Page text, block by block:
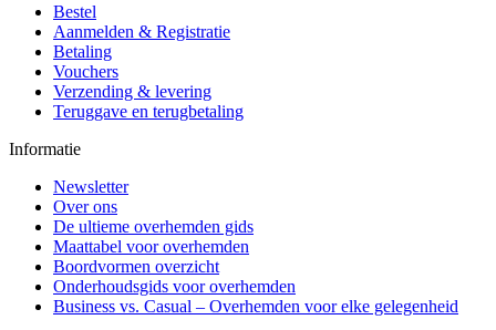
Bestel
Aanmelden & Registratie
Betaling
Vouchers
Verzending & levering
Teruggave en terugbetaling
Informatie
Newsletter
Over ons
De ultieme overhemden gids
Maattabel voor overhemden
Boordvormen overzicht
Onderhoudsgids voor overhemden
Business vs. Casual – Overhemden voor elke gelegenheid